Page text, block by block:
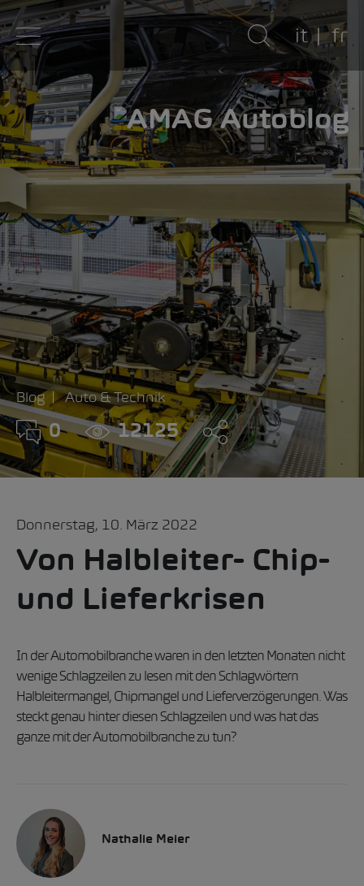
it fr
Blog Auto & Technik
0 12125
Donnerstag, 10. März 2022
Von Halbleiter- Chip-
und Lieferkrisen
In der Automobilbranche waren in den letzten Monaten nicht
wenige Schlagzeilen zu lesen mit den Schlagwörtern
Halbleitermangel, Chipmangel und Lieferverzögerungen. Was
steckt genau hinter diesen Schlagzeilen und was hat das
ganze mit der Automobilbranche zu tun?
Nathalie Meier